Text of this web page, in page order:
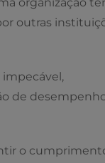
outras
impecável,
de
o